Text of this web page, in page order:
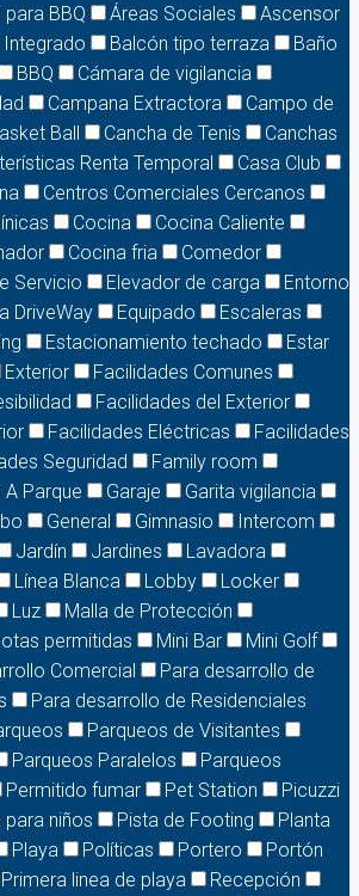
para BBQ Áreas Sociales
Ascensor
Balcón tipo terraza
Baño
BBQ
Cámara de vigilancia
Campana Extractora
Campo de
Ball Cancha de Tenis
Canchas
Renta Temporal
Casa Club
Centros Comerciales Cercanos
Cocina
Cocina Caliente
Cocina fria
Comedor
Servicio Elevador de carga
Entorno
DriveWay Equipado
Escaleras
Estacionamiento techado
Estar
Exterior
Facilidades Comunes
Facilidades del Exterior
Facilidades Eléctricas
Facilidades
Seguridad
Family room
A Parque Garaje
Garita vigilancia
General Gimnasio
Intercom
Jardín Jardines
Lavadora
Línea Blanca Lobby
Locker
Luz
Malla de Protección
permitidas Mini Bar
Mini Golf
Comercial
Para desarrollo de
Para desarrollo de Residenciales
Parqueos de Visitantes
Parqueos Paralelos
Parqueos
Permitido fumar Pet Station
Picuzzi
para niños Pista de Footing
Planta
Playa Políticas Portero
Portón
Primera linea de playa
Recepción